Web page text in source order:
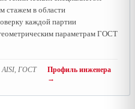
в области
каждой партии
параметрам ГОСТ
AISI, ГОСТ
Профиль инженера
→